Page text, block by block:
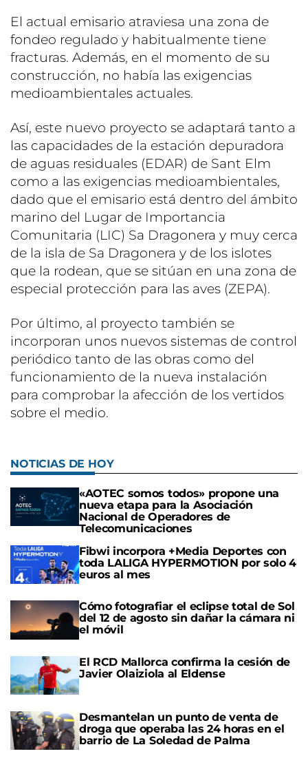
El actual emisario atraviesa una zona de
fondeo regulado y habitualmente tiene
fracturas. Además, en el momento de su
construcción, no había las exigencias
medioambientales actuales.
Así, este nuevo proyecto se adaptará tanto a
las capacidades de la estación depuradora
de aguas residuales (EDAR) de Sant Elm
como a las exigencias medioambientales,
dado que el emisario está dentro del ámbito
marino del Lugar de Importancia
Comunitaria (LIC) Sa Dragonera y muy cerca
de la isla de Sa Dragonera y de los islotes
que la rodean, que se sitúan en una zona de
especial protección para las aves (ZEPA).
Por último, al proyecto también se
incorporan unos nuevos sistemas de control
periódico tanto de las obras como del
funcionamiento de la nueva instalación
para comprobar la afección de los vertidos
sobre el medio.
NOTICIAS DE HOY
«AOTEC somos todos» propone una
nueva etapa para la Asociación
Nacional de Operadores de
Telecomunicaciones
Fibwi incorpora +Media Deportes con
toda LALIGA HYPERMOTION por solo 4
euros al mes
Cómo fotografiar el eclipse total de Sol
del 12 de agosto sin dañar la cámara ni
el móvil
El RCD Mallorca confirma la cesión de
Javier Olaiziola al Eldense
Desmantelan un punto de venta de
droga que operaba las 24 horas en el
barrio de La Soledad de Palma